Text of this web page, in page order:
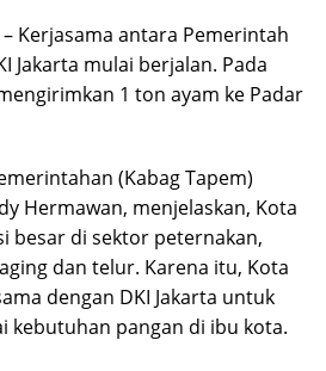
– Kerjasama antara Pemerintah
Jakarta mulai berjalan. Pada
1 ton ayam ke Padar
(Kabag Tapem)
Hermawan, menjelaskan, Kota
besar di sektor peternakan,
dan telur. Karena itu, Kota
dengan DKI Jakarta untuk
kebutuhan pangan di ibu kota.